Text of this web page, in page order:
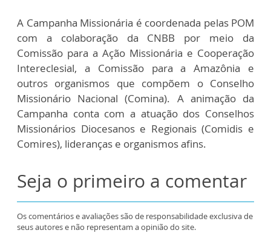
A Campanha Missionária é coordenada pelas POM
com a colaboração da CNBB por meio da
Comissão para a Ação Missionária e Cooperação
Intereclesial, a Comissão para a Amazônia e
outros organismos que compõem o Conselho
Missionário Nacional (Comina). A animação da
Campanha conta com a atuação dos Conselhos
Missionários Diocesanos e Regionais (Comidis e
Comires), lideranças e organismos afins.
Seja o primeiro a comentar
Os comentários e avaliações são de responsabilidade exclusiva de
seus autores e não representam a opinião do site.